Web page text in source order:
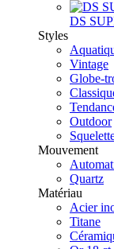
DS
Styles
Vintage
Globe-
Outdoor
Mouvement
Quartz
Matériau
Acier
Titane